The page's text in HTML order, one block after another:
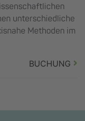
unterschiedliche
Methoden im
BUCHUNG